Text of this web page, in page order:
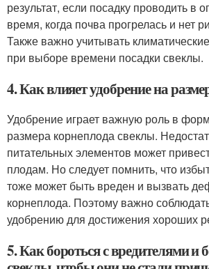
результат, если посадку проводить в
время, когда почва прогрелась и нет
Также важно учитывать
при выборе времени посадки свеклы.
4. Как влияет удобрение на
Удобрение играет важную роль в
размера корнеплода свеклы.
питательных элементов может
плодам. Но следует помнить, что
тоже может быть вреден и вызвать
корнеплода. Поэтому важно
удобрению для достижения хороших
5. Как бороться с вредителями и